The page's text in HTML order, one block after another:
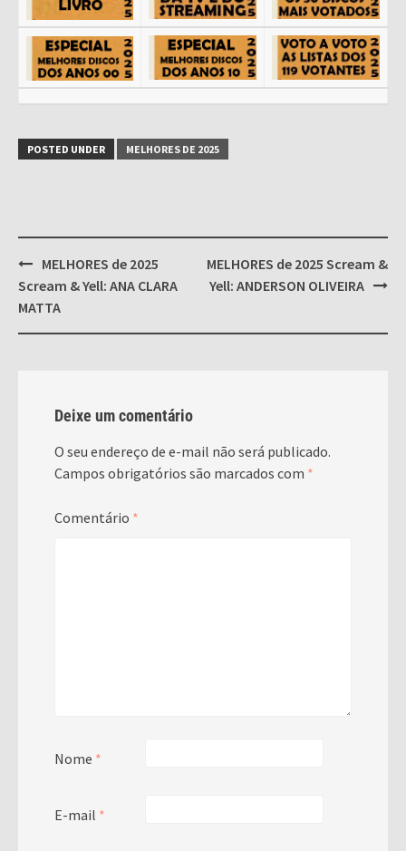
POSTED UNDER MELHORES DE 2025
Post
navigation
MELHORES de 2025
Scream & Yell: ANA CLARA
MATTA
MELHORES de 2025 Scream &
Yell: ANDERSON OLIVEIRA
Deixe um comentário
O seu endereço de e-mail não será publicado.
Campos obrigatórios são marcados com *
Comentário *
Nome *
E-mail *